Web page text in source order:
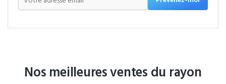
Nos meilleures ventes du rayon